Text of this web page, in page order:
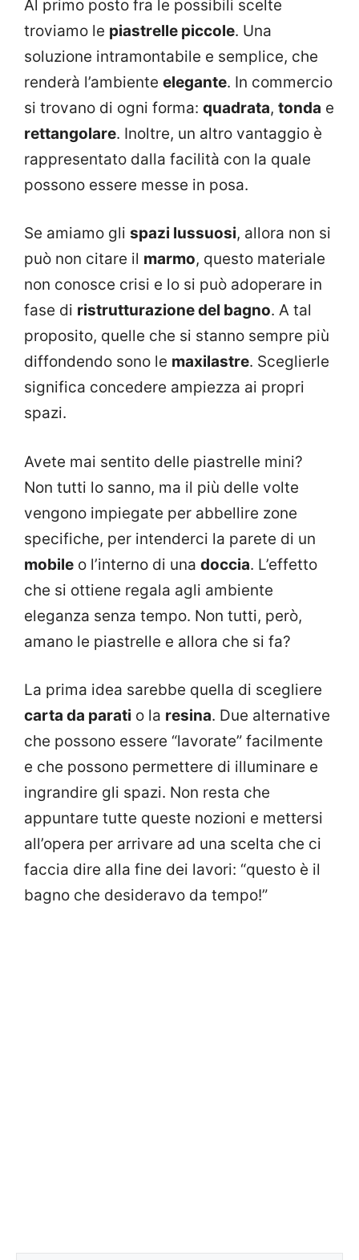
Al primo posto fra le possibili scelte
troviamo le piastrelle piccole. Una
soluzione intramontabile e semplice, che
renderà l’ambiente elegante. In commercio
si trovano di ogni forma: quadrata, tonda e
rettangolare. Inoltre, un altro vantaggio è
rappresentato dalla facilità con la quale
possono essere messe in posa.
Se amiamo gli spazi lussuosi, allora non si
può non citare il marmo, questo materiale
non conosce crisi e lo si può adoperare in
fase di ristrutturazione del bagno. A tal
proposito, quelle che si stanno sempre più
diffondendo sono le maxilastre. Sceglierle
significa concedere ampiezza ai propri
spazi.
Avete mai sentito delle piastrelle mini?
Non tutti lo sanno, ma il più delle volte
vengono impiegate per abbellire zone
specifiche, per intenderci la parete di un
mobile o l’interno di una doccia. L’effetto
che si ottiene regala agli ambiente
eleganza senza tempo. Non tutti, però,
amano le piastrelle e allora che si fa?
La prima idea sarebbe quella di scegliere
carta da parati o la resina. Due alternative
che possono essere “lavorate” facilmente
e che possono permettere di illuminare e
ingrandire gli spazi. Non resta che
appuntare tutte queste nozioni e mettersi
all’opera per arrivare ad una scelta che ci
faccia dire alla fine dei lavori: “questo è il
bagno che desideravo da tempo!”